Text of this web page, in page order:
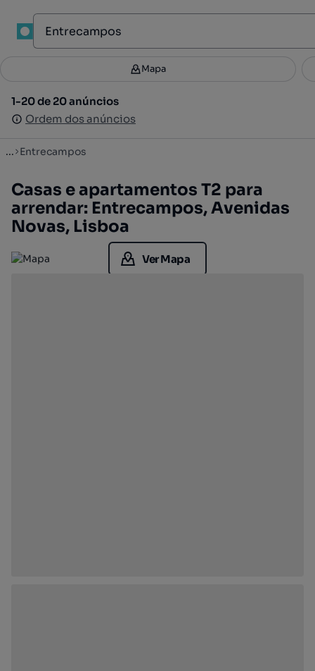
Filtros 3
1-20 de 20 anúncios
Ordem dos anúncios
Mapa
1-20 de 20 anúncios
Ordem dos anúncios
... Entrecampos
Casas e apartamentos T2 para
arrendar: Entrecampos, Avenidas
Novas, Lisboa
Ver Mapa